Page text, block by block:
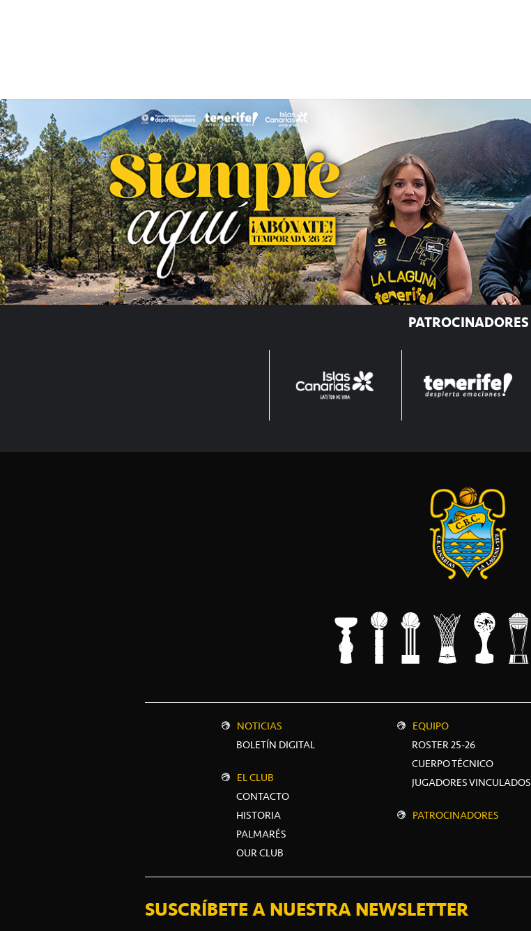
PATROCINADORES
NOTICIAS
BOLETÍN DIGITAL
EL CLUB
CONTACTO
HISTORIA
PALMARÉS
OUR CLUB
EQUIPO
ROSTER 25-26
CUERPO TÉCNICO
JUGADORES VINCULADOS
PATROCINADORES
SUSCRÍBETE A NUESTRA NEWSLETTER